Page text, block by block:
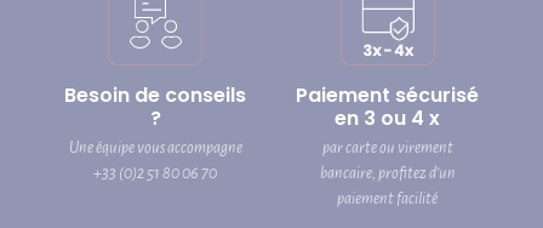
Besoin de conseils
?
Une équipe vous accompagne
+33 (0)2 51 80 06 70
Paiement sécurisé
en 3 ou 4 x
par carte ou virement
bancaire, profitez d’un
paiement facilité